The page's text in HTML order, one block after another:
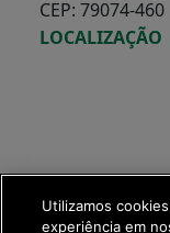
CEP: 79074-460
LOCALIZAÇÃO
Utilizamos
experiência em